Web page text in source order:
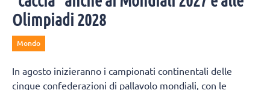
Olimpiadi 2028
Mondo
In agosto inizieranno i campionati continentali delle
cinque confederazioni di pallavolo mondiali, con le